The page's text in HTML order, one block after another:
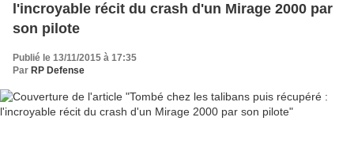
l'incroyable récit du crash d'un Mirage 2000 par
son pilote
Publié le 13/11/2015 à 17:35
Par RP Defense